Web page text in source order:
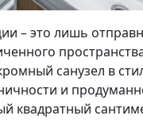
– это лишь
санузел в
и
квадратный